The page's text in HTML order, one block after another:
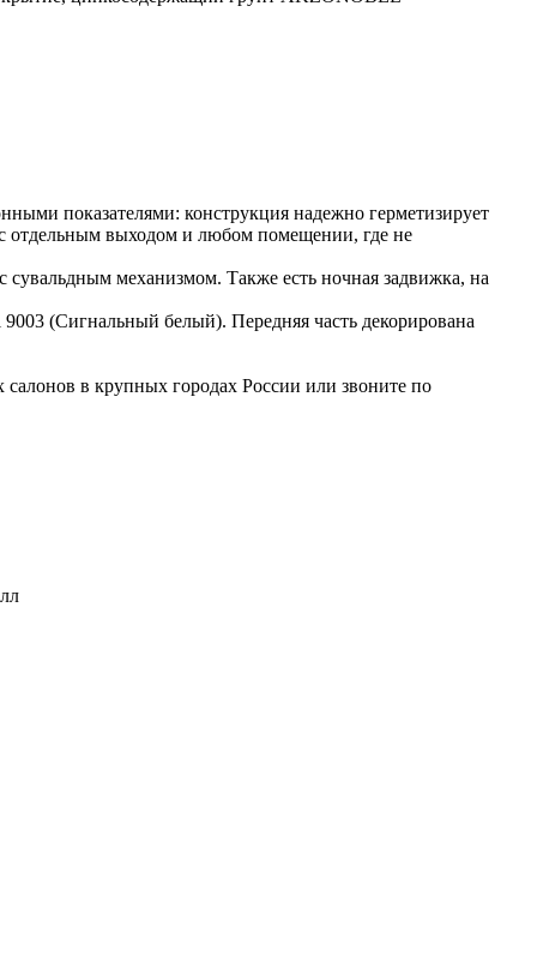
показателями: конструкция надежно герметизирует
отдельным выходом и любом помещении, где не
механизмом. Также есть ночная задвижка, на
(Сигнальный белый). Передняя часть декорирована
в крупных городах России или звоните по